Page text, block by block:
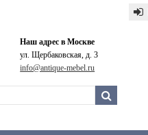
Наш адрес в Москве
ул. Щербаковская, д. 3
info@antique-mebel.ru